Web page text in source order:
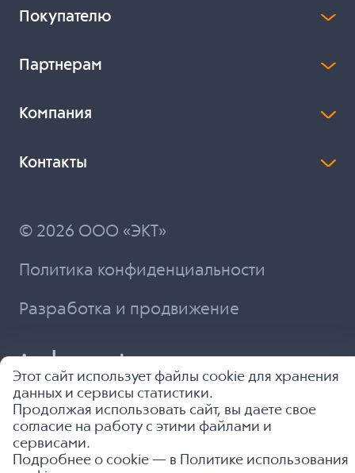
Покупателю
Партнерам
Компания
Контакты
© 2026 ООО «ЭКТ»
Политика конфиденциальности
Разработка и продвижение
Этот сайт использует файлы cookie для хранения
данных и сервисы статистики.
Продолжая использовать сайт, вы даете свое
согласие на работу с этими файлами и
сервисами.
Подробнее о cookie — в
Политике использования